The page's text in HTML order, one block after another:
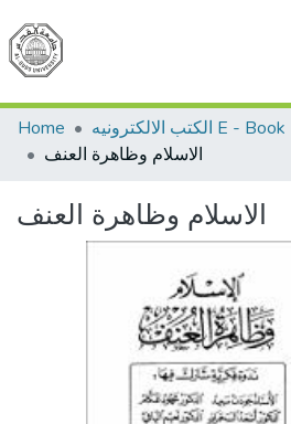
Communities &
All of
Home
الكتب الالكترونيه E - Book
الاسلام وظاهرة العنف
الاسلام وظاهرة العنف